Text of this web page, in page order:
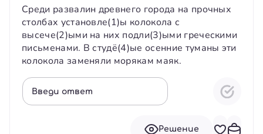
Среди развалин древнего города на прочных
столбах установле(1)ы колокола с
высече(2)ыми на них подли(3)ыми греческими
письменами. В студё(4)ые осенние туманы эти
колокола заменяли морякам маяк.
Введи ответ
Решение